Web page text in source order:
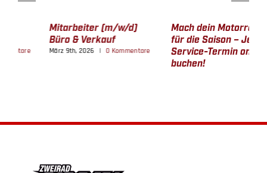
Mach dein Motorrad fit
für die Saison – Jetzt
Service-Termin online
Geschlossen 08.08.2026
Juli 29th, 2026 | 0 Kommentare